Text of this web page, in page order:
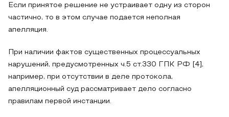
Если принятое решение не устраивает одну из сторон
частично, то в этом случае подается неполная
апелляция.
При наличии фактов существенных процессуальных
нарушений, предусмотренных ч.5 ст.330 ГПК РФ [4],
например, при отсутствии в деле протокола,
апелляционный суд рассматривает дело согласно
правилам первой инстанции.